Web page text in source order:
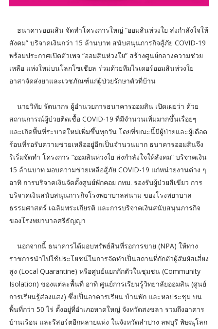
ธนาคารออมสิน จัดทำโครงการใหญ่ “ออมสินห่วงใย ส่งกำลังใจให้
สังคม” บริจาคเงินกว่า 15 ล้านบาท สนับสนุนภารกิจสู้ภัย COVID-19
พร้อมประกาศเปิดตัวเพจ “ออมสินห่วงใย” สร้างศูนย์กลางความช่วย
เหลือ แห่งใหม่บนโลกโซเชียล ร่วมด้วยทีมไรเดอร์ออมสินห่วงใย
อาสาจัดส่งยาและเวชภัณฑ์แก่ผู้ป่วยรักษาตัวที่บ้าน
นายวิทัย รัตนากร ผู้อำนวยการธนาคารออมสิน เปิดเผยว่า ด้วย
สถานการณ์ผู้ป่วยติดเชื้อ COVID-19 ที่มีจำนวนเพิ่มมากขึ้นเรื่อยๆ
และเกิดพื้นที่ระบาดใหม่เพิ่มขึ้นทุกวัน โดยที่ขณะนี้มีผู้ป่วยและผู้เดือด
ร้อนที่รอรับความช่วยเหลืออยู่อีกเป็นจำนวนมาก ธนาคารออมสินจึง
ริเริ่มจัดทำ โครงการ “ออมสินห่วงใย ส่งกำลังใจให้สังคม” บริจาคเงิน
15 ล้านบาท มอบความช่วยเหลือสู้ภัย COVID-19 แก่หน่วยงานต่าง ๆ
อาทิ การบริจาคเงินจัดตั้งศูนย์พักคอย กทม. รองรับผู้ป่วยสีเขียว การ
บริจาคเงินสนับสนุนภารกิจโรงพยาบาลสนาม ของโรงพยาบาล
ธรรมศาสตร์ เฉลิมพระเกียรติ และการบริจาคเงินสนับสนุนภารกิจ
ของโรงพยาบาลศรีธัญญา
นอกจากนี้ ธนาคารได้มอบทรัพย์สินที่รอการขาย (NPA) ให้ทาง
ราชการนำไปใช้ประโยชน์ในการจัดทำเป็นสถานที่กักตัวผู้สัมผัสเสี่ยง
สูง (Local Quarantine) หรือศูนย์แยกกักตัวในชุมชน (Community
Isolation) ของแต่ละพื้นที่ อาทิ ศูนย์การเรียนรู้วิทยาลัยออมสิน (ศูนย์
การเรียนรู้ส่องแสง) ซึ่งเป็นอาคารเรียน บ้านพัก และหอประชุม บน
พื้นที่กว่า 50 ไร่ ตั้งอยู่ที่อำเภอหาดใหญ่ จังหวัดสงขลา รวมถึงอาคาร
บ้านเรือน และรีสอร์ตอีกหลายแห่ง ในจังหวัดลำปาง ลพบุรี พิษณุโลก